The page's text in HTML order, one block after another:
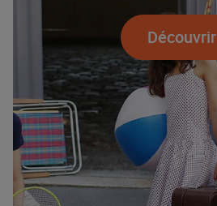
Découvrir